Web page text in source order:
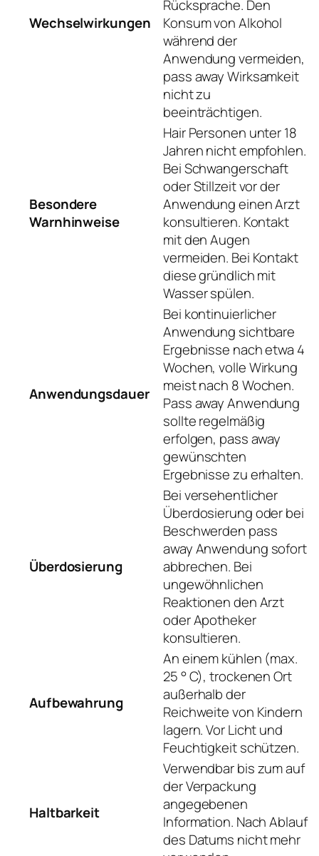
Wechselwirkungen
Rücksprache. Den
Konsum von Alkohol
während der
Anwendung vermeiden,
pass away Wirksamkeit
nicht zu
beeinträchtigen.
Besondere
Warnhinweise
Hair Personen unter 18
Jahren nicht empfohlen.
Bei Schwangerschaft
oder Stillzeit vor der
Anwendung einen Arzt
konsultieren. Kontakt
mit den Augen
vermeiden. Bei Kontakt
diese gründlich mit
Wasser spülen.
Anwendungsdauer
Bei kontinuierlicher
Anwendung sichtbare
Ergebnisse nach etwa 4
Wochen, volle Wirkung
meist nach 8 Wochen.
Pass away Anwendung
sollte regelmäßig
erfolgen, pass away
gewünschten
Ergebnisse zu erhalten.
Überdosierung
Bei versehentlicher
Überdosierung oder bei
Beschwerden pass
away Anwendung sofort
abbrechen. Bei
ungewöhnlichen
Reaktionen den Arzt
oder Apotheker
konsultieren.
Aufbewahrung
An einem kühlen (max.
25 ° C), trockenen Ort
außerhalb der
Reichweite von Kindern
lagern. Vor Licht und
Feuchtigkeit schützen.
Haltbarkeit
Verwendbar bis zum auf
der Verpackung
angegebenen
Information. Nach Ablauf
des Datums nicht mehr